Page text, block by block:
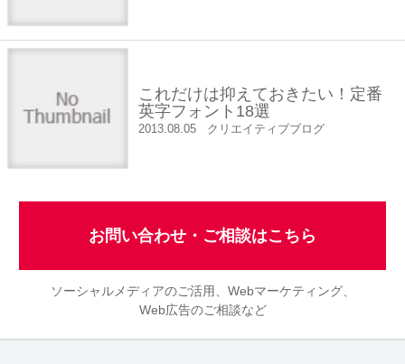
これだけは抑えておきたい！定番
英字フォント18選
2013.08.05 クリエイティブブログ
お問い合わせ・ご相談はこちら
ソーシャルメディアのご活用、Webマーケティング、
Web広告のご相談など